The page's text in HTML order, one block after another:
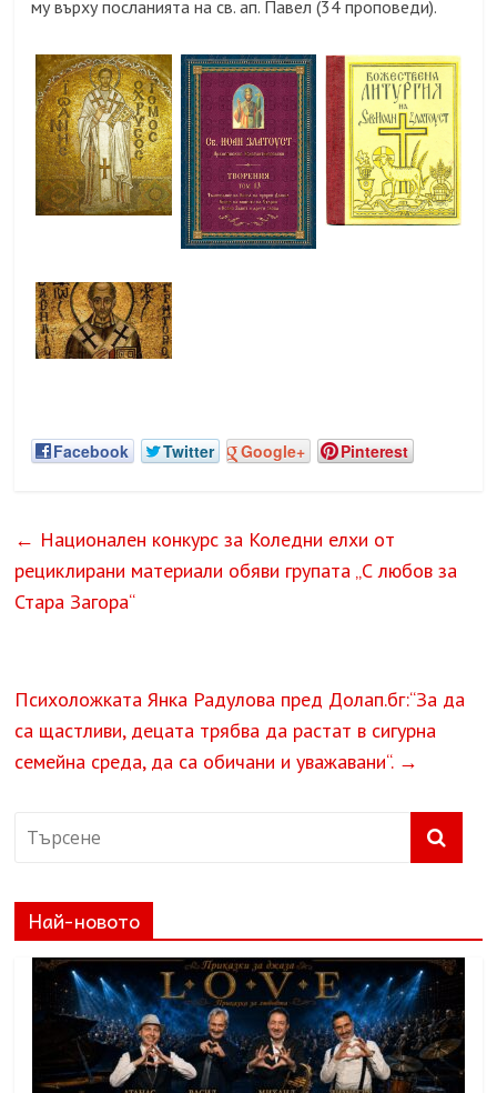
му върху посланията на св. ап. Павел (34 проповеди).
Facebook Twitter Google+ Pinterest
← Национален конкурс за Коледни елхи от
рециклирани материали обяви групата „С любов за
Стара Загора“
Психоложката Янка Радулова пред Долап.бг:“За да
са щастливи, децата трябва да растат в сигурна
семейна среда, да са обичани и уважавани“. →
Най-новото